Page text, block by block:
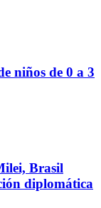
niños de 0 a 3
Brasil
diplomática